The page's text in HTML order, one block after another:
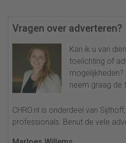
Vragen over adverteren?
Kan ik u van
toelichting of
neem graag de
CHRO.nl is onderdeel van
professionals. Benut de vele